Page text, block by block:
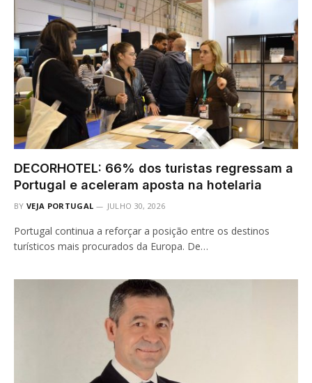
DECORHOTEL: 66% dos turistas regressam a
Portugal e aceleram aposta na hotelaria
BY VEJA PORTUGAL JULHO 30, 2026
Portugal continua a reforçar a posição entre os destinos
turísticos mais procurados da Europa. De…